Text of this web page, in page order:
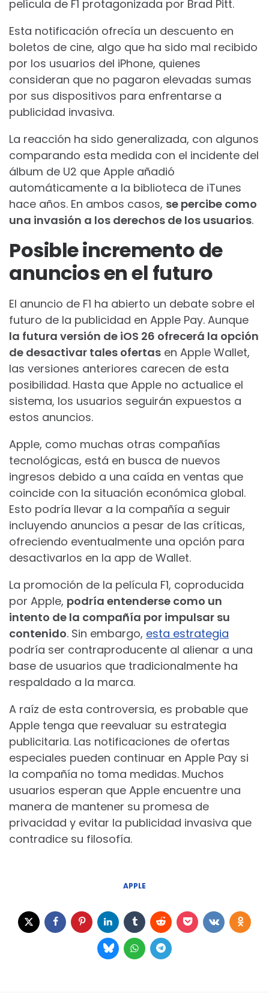
película de F1 protagonizada por Brad Pitt.
Esta notificación ofrecía un descuento en
boletos de cine, algo que ha sido mal recibido
por los usuarios del iPhone, quienes
consideran que no pagaron elevadas sumas
por sus dispositivos para enfrentarse a
publicidad invasiva.
La reacción ha sido generalizada, con algunos
comparando esta medida con el incidente del
álbum de U2 que Apple añadió
automáticamente a la biblioteca de iTunes
hace años. En ambos casos, se percibe como
una invasión a los derechos de los usuarios.
Posible incremento de
anuncios en el futuro
El anuncio de F1 ha abierto un debate sobre el
futuro de la publicidad en Apple Pay. Aunque
la futura versión de iOS 26 ofrecerá la opción
de desactivar tales ofertas en Apple Wallet,
las versiones anteriores carecen de esta
posibilidad. Hasta que Apple no actualice el
sistema, los usuarios seguirán expuestos a
estos anuncios.
Apple, como muchas otras compañías
tecnológicas, está en busca de nuevos
ingresos debido a una caída en ventas que
coincide con la situación económica global.
Esto podría llevar a la compañía a seguir
incluyendo anuncios a pesar de las críticas,
ofreciendo eventualmente una opción para
desactivarlos en la app de Wallet.
La promoción de la película F1, coproducida
por Apple, podría entenderse como un
intento de la compañía por impulsar su
contenido. Sin embargo, esta estrategia
podría ser contraproducente al alienar a una
base de usuarios que tradicionalmente ha
respaldado a la marca.
A raíz de esta controversia, es probable que
Apple tenga que reevaluar su estrategia
publicitaria. Las notificaciones de ofertas
especiales pueden continuar en Apple Pay si
la compañía no toma medidas. Muchos
usuarios esperan que Apple encuentre una
manera de mantener su promesa de
privacidad y evitar la publicidad invasiva que
contradice su filosofía.
APPLE